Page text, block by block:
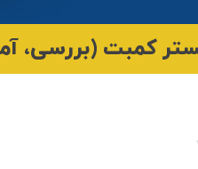
کمبت (بررسی،